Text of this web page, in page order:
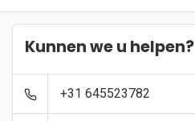
Kunnen we u helpen?
+31 645523782